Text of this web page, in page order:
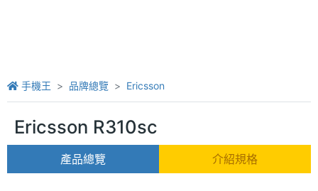
手機王 品牌總覽 Ericsson
Ericsson R310sc
產品總覽 介紹規格